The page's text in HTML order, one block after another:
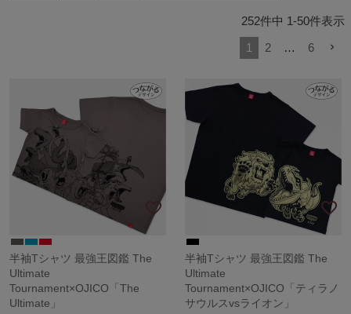
252件中 1-50件表示
1
2 … 6
半袖Tシャツ 最強王図鑑 The
Ultimate
Tournament×OJICO「The
Ultimate」
半袖Tシャツ 最強王図鑑 The
Ultimate
Tournament×OJICO「ティラノ
サウルスvsライオン」